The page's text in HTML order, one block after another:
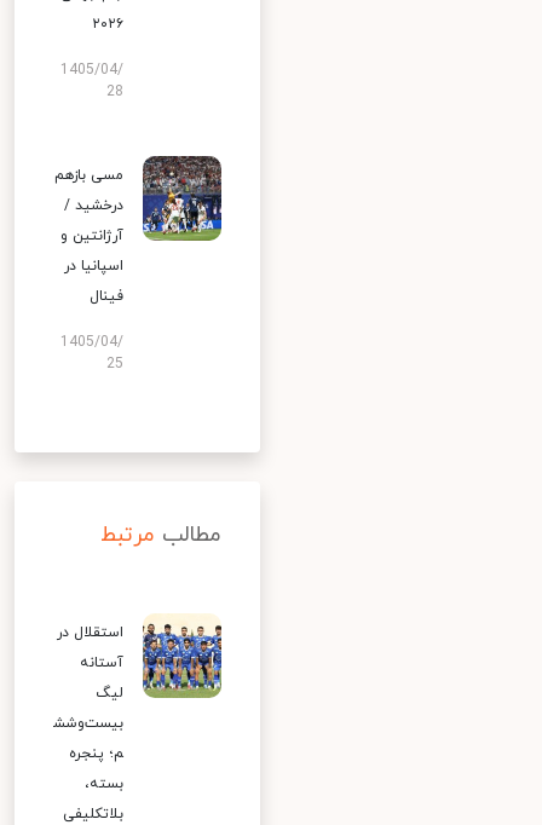
۲۰۲۶
1405/04/
28
مسی بازهم
درخشید /
آرژانتین و
اسپانیا در
فینال
1405/04/
25
مطالب مرتبط
استقلال در
آستانه
لیگ
بیست‌وشش
م؛ پنجره
بسته،
بلاتکلیفی